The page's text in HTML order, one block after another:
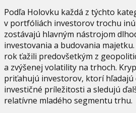
Podľa Holovku každá z týchto
v portfóliách investorov trochu inú
zostávajú hlavným nástrojom
investovania a budovania
rok ťažili predovšetkým z
a zvýšenej volatility na trhoch.
priťahujú investorov, ktorí hľadajú
investičné príležitosti a sledujú
relatívne mladého segmentu trhu.